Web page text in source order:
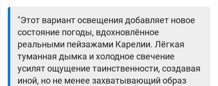
"Этот вариант освещения добавляет новое
состояние погоды, вдохновлённое
реальными пейзажами Карелии. Лёгкая
туманная дымка и холодное свечение
усилят ощущение таинственности, создавая
иной, но не менее захватывающий образ